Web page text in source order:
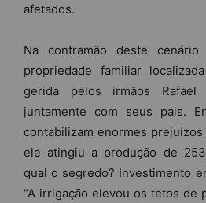
afetados.
Na contramão deste cenário
propriedade familiar
gerida pelos irmãos Rafael
juntamente com seus pais.
contabilizam enormes
ele atingiu a produção de
qual o segredo? Investimento
“A irrigação elevou os tetos de